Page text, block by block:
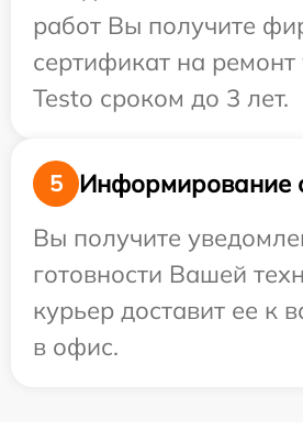
работ Вы получите
сертификат на ремонт
Testo сроком до 3 лет.
5
Информирование
Вы получите
готовности Вашей
курьер доставит ее к
в офис.